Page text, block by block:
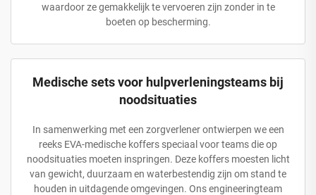
waardoor ze gemakkelijk te vervoeren zijn zonder in te
boeten op bescherming.
Medische sets voor hulpverleningsteams bij
noodsituaties
In samenwerking met een zorgverlener ontwierpen we een
reeks EVA-medische koffers speciaal voor teams die op
noodsituaties moeten inspringen. Deze koffers moesten licht
van gewicht, duurzaam en waterbestendig zijn om stand te
houden in uitdagende omgevingen. Ons engineeringteam